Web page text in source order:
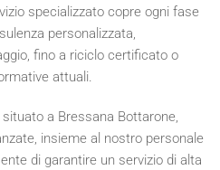
specializzato copre ogni fase
personalizzata,
fino a riciclo certificato o
attuali.
a Bressana Bottarone,
insieme al nostro personale
di garantire un servizio di alta